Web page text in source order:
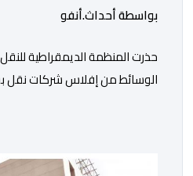
بواسطة أحداث.أنفو
حذرت المنظمة الديمقراطية
الوسائط من إفلاس شركات نقل
والسائقون المهنيون، على حد